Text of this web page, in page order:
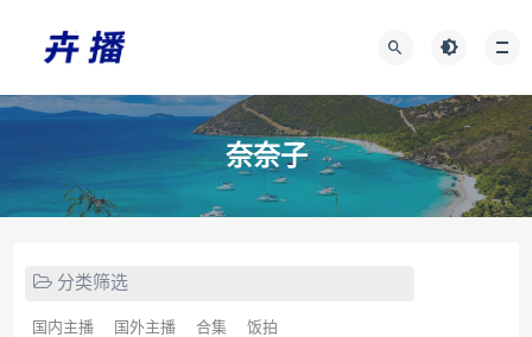
奈奈子
分类筛选
国内主播 国外主播 合集 饭拍